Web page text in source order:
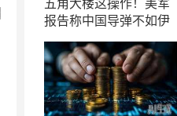
五角大楼这操作！美军
报告称中国导弹不如伊